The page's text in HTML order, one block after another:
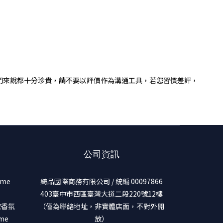
說都十分珍貴，請不要以評價作為溝通工具，若您習慣差評，
氛
公司資訊
綺品國際商務有限公司 / 統編 00097866
403臺中市西區臺灣大道二段220號12樓
（僅為聯絡地址，非實體店面，不對外開
放）